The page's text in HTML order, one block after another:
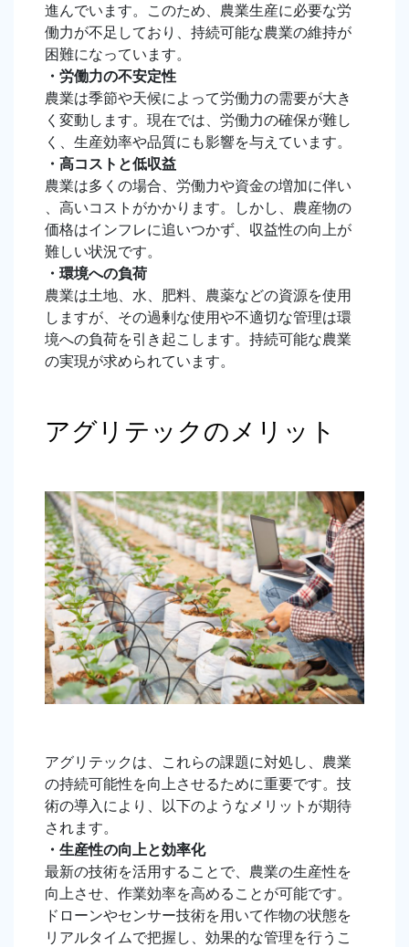
進んでいます。このため、農業生産に必要な労
働力が不足しており、持続可能な農業の維持が
困難になっています。
・労働力の不安定性
農業は季節や天候によって労働力の需要が大き
く変動します。現在では、労働力の確保が難し
く、生産効率や品質にも影響を与えています。
・高コストと低収益
農業は多くの場合、労働力や資金の増加に伴い
、高いコストがかかります。しかし、農産物の
価格はインフレに追いつかず、収益性の向上が
難しい状況です。
・環境への負荷
農業は土地、水、肥料、農薬などの資源を使用
しますが、その過剰な使用や不適切な管理は環
境への負荷を引き起こします。持続可能な農業
の実現が求められています。
アグリテックのメリット
アグリテックは、これらの課題に対処し、農業
の持続可能性を向上させるために重要です。技
術の導入により、以下のようなメリットが期待
されます。
・ 生産性の向上と効率化
最新の技術を活用することで、農業の生産性を
向上させ、作業効率を高めることが可能です。
ドローンやセンサー技術を用いて作物の状態を
リアルタイムで把握し、効果的な管理を行うこ